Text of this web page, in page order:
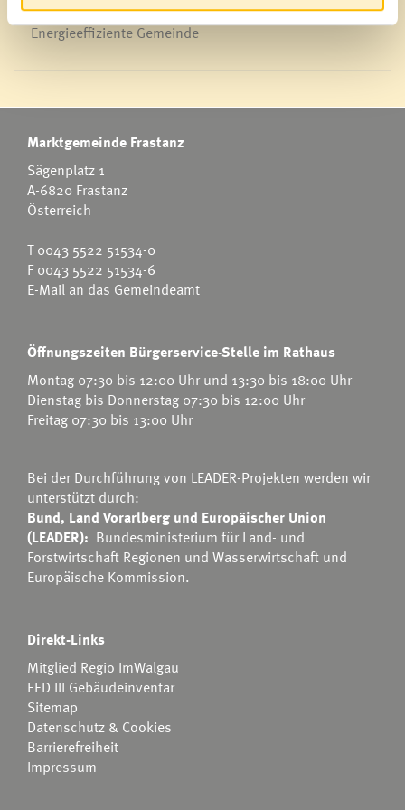
Energieeffiziente Gemeinde
Marktgemeinde Frastanz
Sägenplatz 1
A-6820 Frastanz
Österreich
T0043 5522 51534-0
F 0043 5522 51534-6
E-Mail an das Gemeindeamt
Öffnungszeiten Bürgerservice-Stelle im Rathaus
Montag 07:30 bis 12:00 Uhr und 13:30 bis 18:00 Uhr
Dienstag bis Donnerstag 07:30 bis 12:00 Uhr
Freitag 07:30 bis 13:00 Uhr
Bei der Durchführung von LEADER-Projekten werden wir
unterstützt durch:
Bund, Land Vorarlberg und Europäischer Union
(LEADER): Bundesministerium für Land- und
Forstwirtschaft Regionen und Wasserwirtschaft und
Europäische Kommission.
Direkt-Links
Mitglied Regio ImWalgau
EED III Gebäudeinventar
Sitemap
Datenschutz & Cookies
Barrierefreiheit
Impressum